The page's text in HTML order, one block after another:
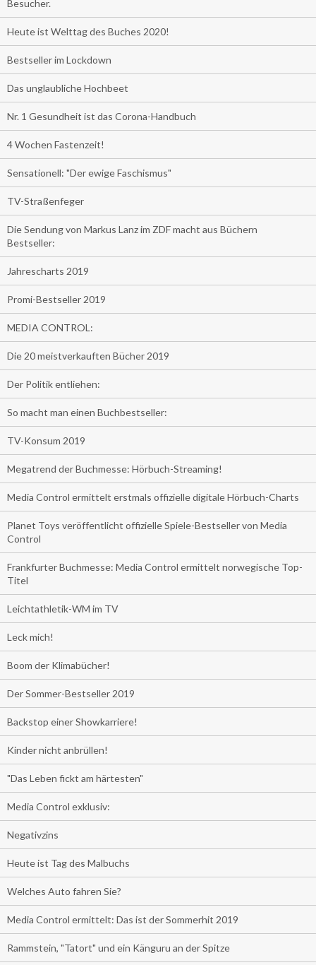
Besucher.
Heute ist Welttag des Buches 2020!
Bestseller im Lockdown
Das unglaubliche Hochbeet
Nr. 1 Gesundheit ist das Corona-Handbuch
4 Wochen Fastenzeit!
Sensationell: "Der ewige Faschismus"
TV-Straßenfeger
Die Sendung von Markus Lanz im ZDF macht aus Büchern
Bestseller:
Jahrescharts 2019
Promi-Bestseller 2019
MEDIA CONTROL:
Die 20 meistverkauften Bücher 2019
Der Politik entliehen:
So macht man einen Buchbestseller:
TV-Konsum 2019
Megatrend der Buchmesse: Hörbuch-Streaming!
Media Control ermittelt erstmals offizielle digitale Hörbuch-Charts
Planet Toys veröffentlicht offizielle Spiele-Bestseller von Media
Control
Frankfurter Buchmesse: Media Control ermittelt norwegische Top-
Titel
Leichtathletik-WM im TV
Leck mich!
Boom der Klimabücher!
Der Sommer-Bestseller 2019
Backstop einer Showkarriere!
Kinder nicht anbrüllen!
"Das Leben fickt am härtesten"
Media Control exklusiv:
Negativzins
Heute ist Tag des Malbuchs
Welches Auto fahren Sie?
Media Control ermittelt: Das ist der Sommerhit 2019
Rammstein, "Tatort" und ein Känguru an der Spitze